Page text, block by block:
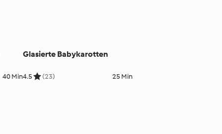
40 Min
Glasierte Babykarotten
4.5 (23) 25 Min